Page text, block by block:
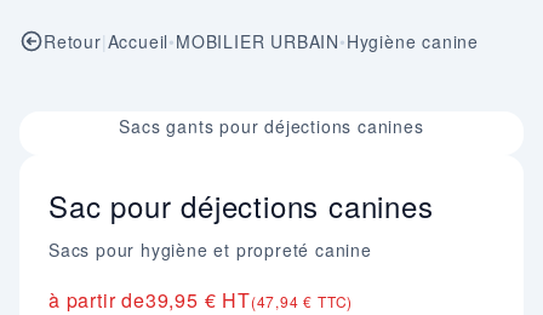
Retour|Accueil•MOBILIER URBAIN•Hygiène canine
Image 1 sur 1Sacs gants pour déjections canines
Sac pour déjections canines
Sacs pour hygiène et propreté canine
à partir de39,95 € HT(47,94 € TTC)